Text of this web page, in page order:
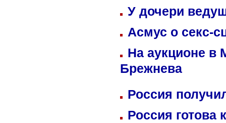
У дочери
Асмус о секс-
На аукционе в
Брежнева
Россия
Россия готова